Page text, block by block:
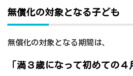
無償化の対象となる子ども
無償化の対象となる期間は、
「満３歳になって初めての４